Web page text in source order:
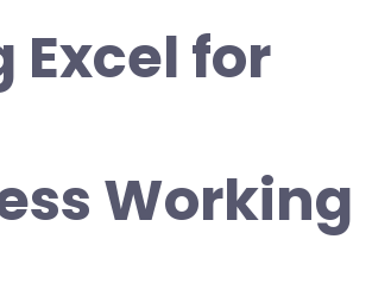
Excel for
Working